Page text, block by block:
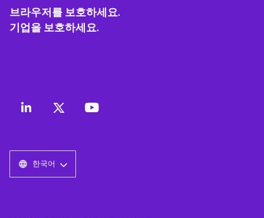
브라우저를 보호하세요.
기업을 보호하세요.
한국어